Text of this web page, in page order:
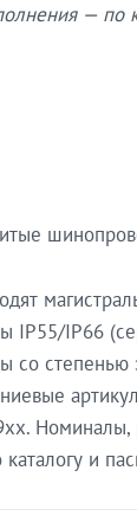
— по
IP55/IP66
со степенью
Номиналы,
и